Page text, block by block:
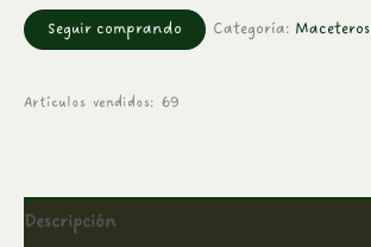
Seguir comprando Categoría: Maceteros
Artículos vendidos: 69
Descripción